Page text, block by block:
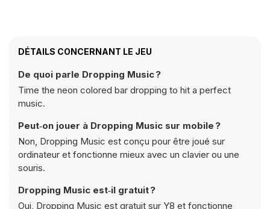
DÉTAILS CONCERNANT LE JEU
De quoi parle Dropping Music ?
Time the neon colored bar dropping to hit a perfect
music.
Peut‑on jouer à Dropping Music sur mobile ?
Non, Dropping Music est conçu pour être joué sur
ordinateur et fonctionne mieux avec un clavier ou une
souris.
Dropping Music est‑il gratuit ?
Oui, Dropping Music est gratuit sur Y8 et fonctionne